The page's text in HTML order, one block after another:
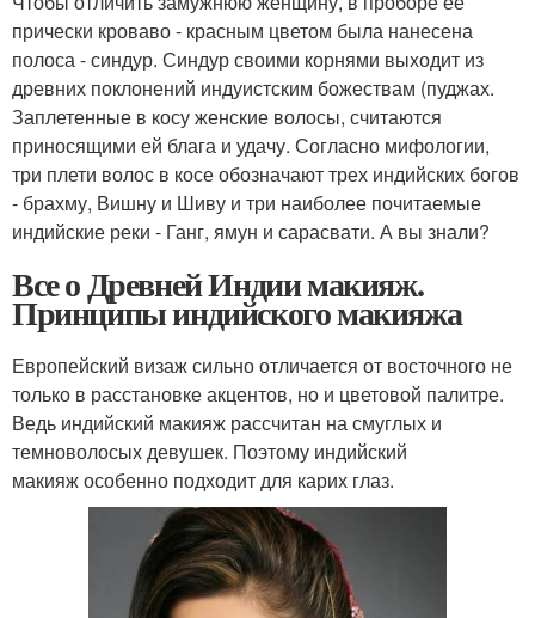
прически кроваво - красным цветом была нанесена
полоса - синдур. Синдур своими корнями выходит из
древних поклонений индуистским божествам (пуджах.
Заплетенные в косу женские волосы, считаются
приносящими ей блага и удачу. Согласно мифологии,
три плети волос в косе обозначают трех индийских богов
- брахму, Вишну и Шиву и три наиболее почитаемые
индийские реки - Ганг, ямун и сарасвати. А вы знали?
Все о Древней Индии макияж.
Принципы индийского макияжа
Европейский визаж сильно отличается от восточного не
только в расстановке акцентов, но и цветовой палитре.
Ведь индийский макияж рассчитан на смуглых и
темноволосых девушек. Поэтому индийский
макияж особенно подходит для карих глаз.